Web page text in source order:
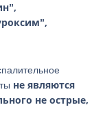
не являются
не острые,